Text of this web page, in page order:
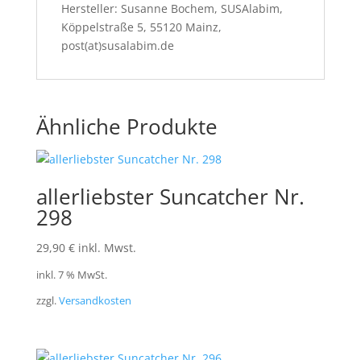
Hersteller: Susanne Bochem, SUSAlabim,
Köppelstraße 5, 55120 Mainz,
post(at)susalabim.de
Ähnliche Produkte
allerliebster Suncatcher Nr.
298
29,90 € inkl. Mwst.
inkl. 7 % MwSt.
zzgl.Versandkosten